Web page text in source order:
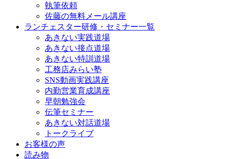
執筆依頼
佐藤の無料メール講座
ランチェスター研修・セミナー一覧
あきない実践道場
あきない接点道場
あきない特訓道場
工務店みらい塾
SNS動画実践講座
内勤営業育成講座
早朝勉強会
伝筆セミナー
あきない対話道場
トークライブ
お客様の声
読み物